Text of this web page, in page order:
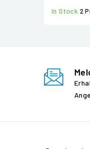
In Stock 2